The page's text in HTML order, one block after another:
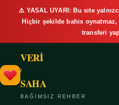
⚠️ YASAL UYARI: Bu site
Hiçbir şekilde bahis
transferi
VERİ
/
SAHA
BAĞIMSIZ REHBER